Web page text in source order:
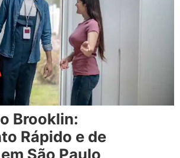
Brooklin:
Rápido e de
São Paulo